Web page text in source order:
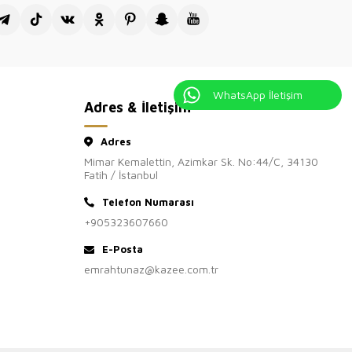
WhatsApp İletişim
sitesi Kazee Official'ı ziyaretiniz
ederiz.
Adres & İletişim
Adres
Mimar Kemalettin, Azimkar Sk. No:44/C, 34130
Fatih / İstanbul
Telefon Numarası
+905323607660
E-Posta
emrahtunaz@kazee.com.tr